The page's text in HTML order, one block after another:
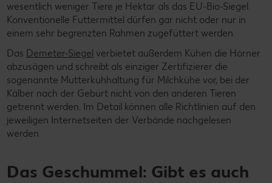
wesentlich weniger Tiere je Hektar als das EU-Bio-Siegel.
Konventionelle Futtermittel dürfen gar nicht oder nur in
einem sehr begrenzten Rahmen zugefüttert werden.
Das Demeter-Siegel verbietet außerdem Kühen die Hörner
abzusägen und schreibt als einziger Zertifizierer die
sogenannte Mutterkuhhaltung für Milchkühe vor, bei der
Kälber nach der Geburt nicht von den anderen Tieren
getrennt werden. Im Detail können alle Richtlinien auf den
jeweiligen Internetseiten der Verbände nachgelesen
werden.
Das Geschummel: Gibt es auch